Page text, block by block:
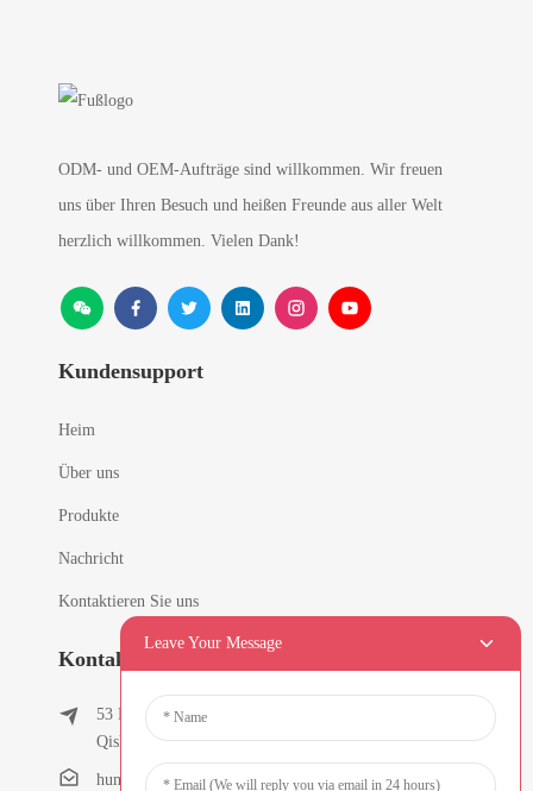
ODM- und OEM-Aufträge sind willkommen. Wir freuen
uns über Ihren Besuch und heißen Freunde aus aller Welt
herzlich willkommen. Vielen Dank!
Kundensupport
Heim
Über uns
Produkte
Nachricht
Kontaktieren Sie uns
Kontaktinformationen
53 East Chunfeng Road, Dorf Tielukeng, Stadt
Qishi, Dongguan, Guangdong, China
humanlu@foxmail.com
Leave Your Message